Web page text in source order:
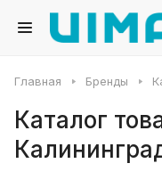
Главная Бренды
Каталог